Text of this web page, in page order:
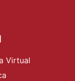
Virtual